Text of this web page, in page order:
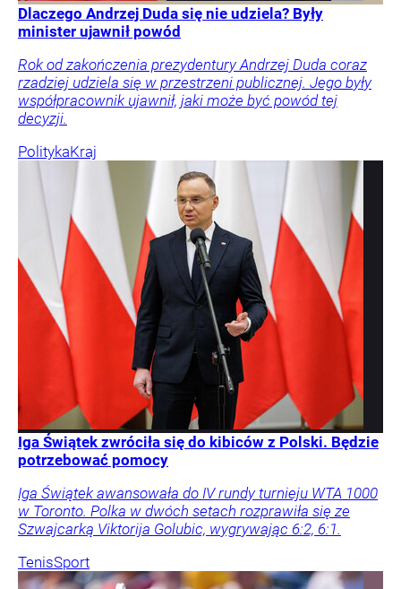
Dlaczego Andrzej Duda się nie udziela? Były
minister ujawnił powód
Rok od zakończenia prezydentury Andrzej Duda coraz
rzadziej udziela się w przestrzeni publicznej. Jego były
współpracownik ujawnił, jaki może być powód tej
decyzji.
PolitykaKraj
Iga Świątek zwróciła się do kibiców z Polski. Będzie
potrzebować pomocy
Iga Świątek awansowała do IV rundy turnieju WTA 1000
w Toronto. Polka w dwóch setach rozprawiła się ze
Szwajcarką Viktorija Golubic, wygrywając 6:2, 6:1.
TenisSport